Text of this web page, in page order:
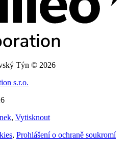
Týn © 2026
s.r.o.
, Vytisknout
, Prohlášení o ochraně soukromí